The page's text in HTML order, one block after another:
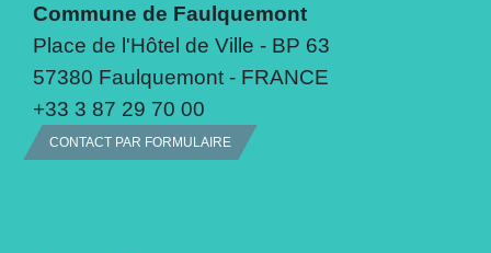
Commune de Faulquemont
Place de l'Hôtel de Ville - BP 63
57380 Faulquemont - FRANCE
+33 3 87 29 70 00
CONTACT PAR FORMULAIRE